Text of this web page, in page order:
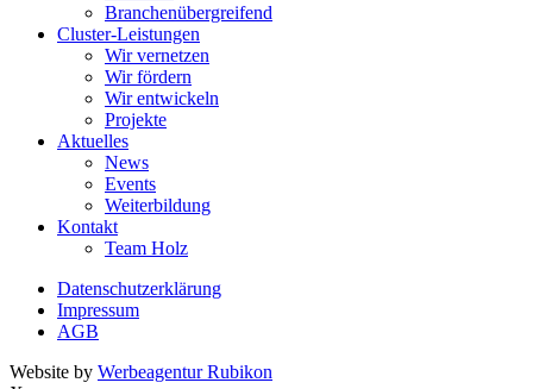
Branchenübergreifend
Cluster-Leistungen
Wir vernetzen
Wir fördern
Wir entwickeln
Projekte
Aktuelles
News
Events
Weiterbildung
Kontakt
Team Holz
Datenschutzerklärung
Impressum
AGB
Website by Werbeagentur Rubikon